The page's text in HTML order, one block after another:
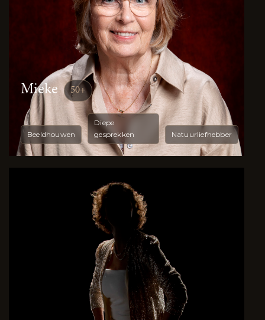
Mieke 50+
Beeldhouwen
Diepe
gesprekken
Natuurliefhebber